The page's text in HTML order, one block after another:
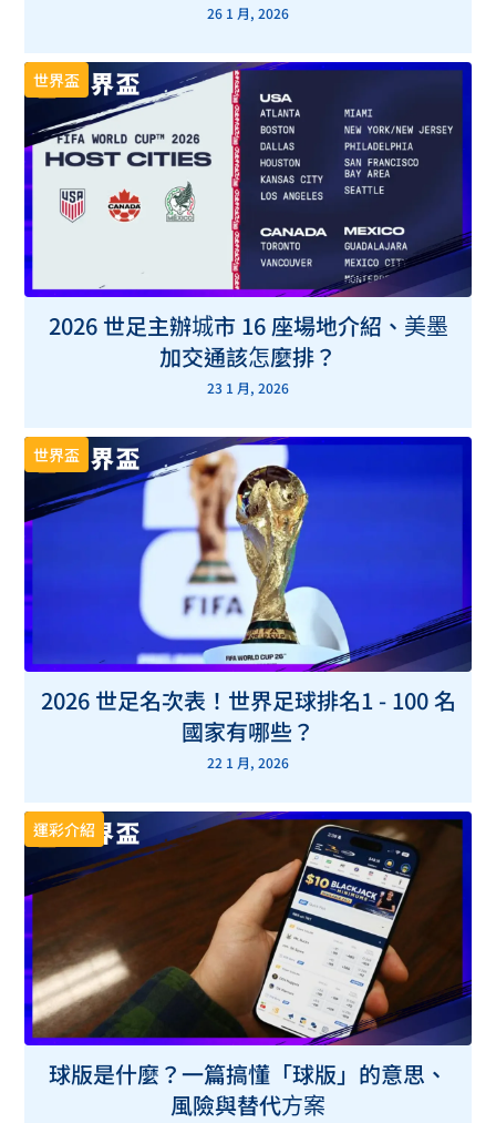
26 1 月, 2026
世界盃
2026 世足主辦城市 16 座場地介紹、美墨
加交通該怎麼排？
23 1 月, 2026
世界盃
2026 世足名次表！世界足球排名1 - 100 名
國家有哪些？
22 1 月, 2026
運彩介紹
球版是什麼？一篇搞懂「球版」的意思、
風險與替代方案